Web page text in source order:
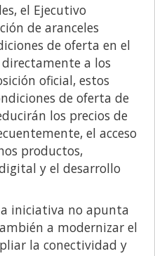
el Ejecutivo
de aranceles
de oferta en el
a los
oficial, estos
de oferta de
los precios de
el acceso
productos,
y el desarrollo
iniciativa no apunta
a modernizar el
la conectividad y